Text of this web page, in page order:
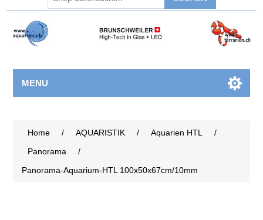
MENU
Home / AQUARISTIK / Aquarien HTL
/
Panorama
/
Panorama-Aquarium-HTL 100x50x67cm/10mm